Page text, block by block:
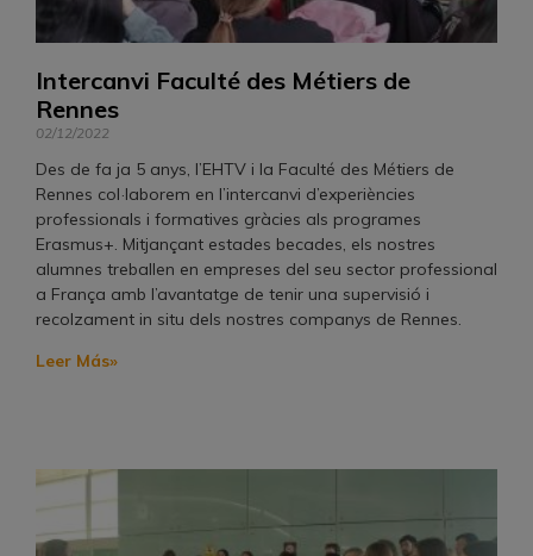
Intercanvi Faculté des Métiers de
Rennes
02/12/2022
Des de fa ja 5 anys, l’EHTV i la Faculté des Métiers de
Rennes col·laborem en l’intercanvi d’experiències
professionals i formatives gràcies als programes
Erasmus+. Mitjançant estades becades, els nostres
alumnes treballen en empreses del seu sector professional
a França amb l’avantatge de tenir una supervisió i
recolzament in situ dels nostres companys de Rennes.
Leer Más»